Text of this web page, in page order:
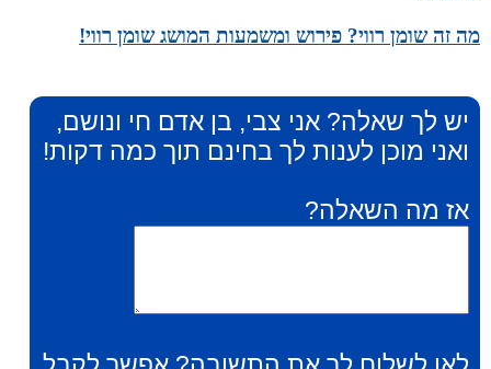
מה זה שומן רווי? פירוש ומשמעות המושג שומן רווי!
יש לך שאלה? אני צבי, בן אדם חי ונושם,
ואני מוכן לענות לך בחינם תוך כמה דקות!
אז מה השאלה?